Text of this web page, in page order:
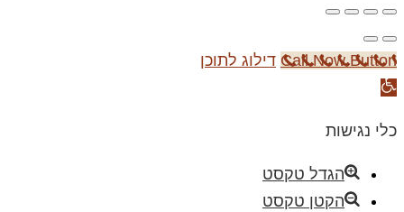
לראש
העמוד
Call Now Button דילוג לתוכן
פתח
נגישות
כלי נגישות
הגדל טקסט
הקטן טקסט